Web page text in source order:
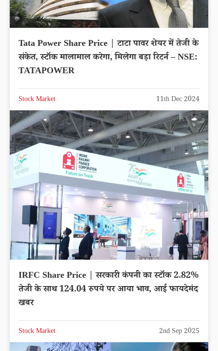
Tata Power Share Price | टाटा पावर शेयर में तेजी के
संकेत, स्टॉक मालामाल करेगा, मिलेगा बड़ा रिटर्न – NSE:
TATAPOWER
Stock Market 11th Dec 2024
IRFC Share Price | सरकारी कंपनी का स्टॉक 2.82%
तेजी के साथ 124.04 रुपये पर आया भाव, आई फायदेमंद
खबर
Stock Market 2nd Sep 2025